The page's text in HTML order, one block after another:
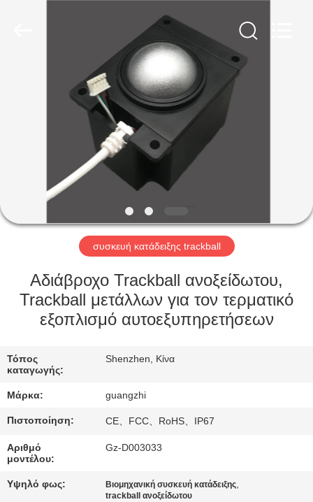
ΠΡΟΪΌΝΤΑ
ΠΕΡΊΠΟΥ
ΕΜΕΊΣ
ΓΎΡΟΣ
ΕΡΓΟΣΤΑΣΊΩΝ
ΠΟΙΟΤΙΚΌΣ
ΈΛΕΓΧΟΣ
ΜΑΣ
ΕΛΆΤΕ
ΕΠΑΦΉ
ΜΕ
συσκευή κατάδειξης trackball
Αδιάβροχο Trackball ανοξείδωτου,
Trackball μετάλλων για τον τερματικό
εξοπλισμό αυτοεξυπηρετήσεων
Τόπος
καταγωγής:
Shenzhen, Κίνα
Μάρκα: guangzhi
Πιστοποίηση: CE、FCC、RoHS、IP67
Αριθμό
μοντέλου:
Gz-D003033
Υψηλό φως: Βιομηχανική συσκευή κατάδειξης,
trackball ανοξείδωτου